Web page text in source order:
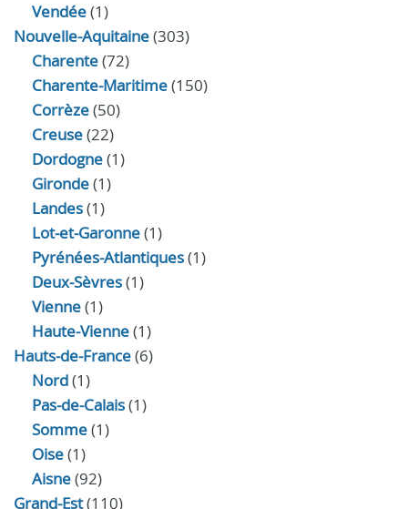
Vendée(1)
Nouvelle-Aquitaine(303)
Charente(72)
Charente-Maritime(150)
Corrèze(50)
Creuse(22)
Dordogne(1)
Gironde(1)
Landes(1)
Lot-et-Garonne(1)
Pyrénées-Atlantiques(1)
Deux-Sèvres(1)
Vienne(1)
Haute-Vienne(1)
Hauts-de-France(6)
Nord(1)
Pas-de-Calais(1)
Somme(1)
Oise(1)
Aisne(92)
Grand-Est(110)